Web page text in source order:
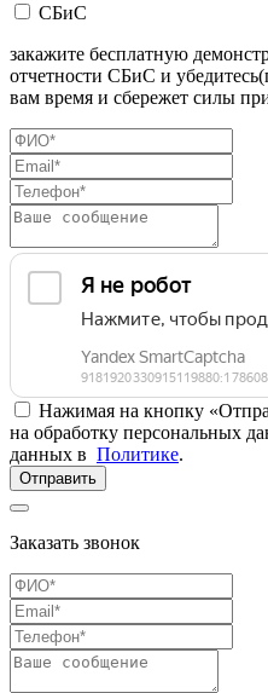
СБиС
закажите бесплатную
отчетности СБиС и
вам время и сбережет силы
Нажимая на кнопку
на обработку персональных
данных в Политике.
Отправить
Заказать звонок